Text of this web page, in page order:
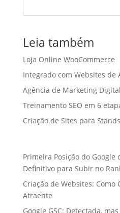
Leia também
Loja Online WooCommerce
Integrado com Websites de
Agência de Marketing
Treinamento SEO em 6
Criação de Sites para
Primeira Posição do Google
Definitivo para Subir no
Criação de Websites: Como
Atraente
Google GSC: Detectada,